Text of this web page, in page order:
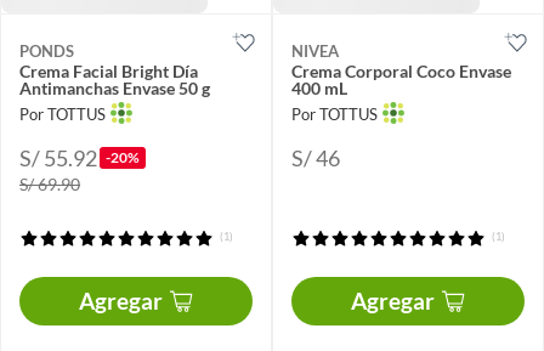
PONDS
Crema Facial Bright Día
Antimanchas Envase 50 g
Por TOTTUS
S/ 55.92 -20%
S/ 69.90
(1)
Agregar
NIVEA
Crema Corporal Coco Envase
400 mL
Por TOTTUS
S/ 46
(1)
Agregar